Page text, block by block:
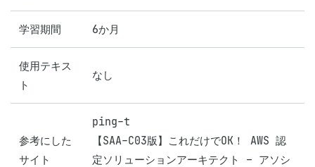
学習期間 6か月
使用テキス
ト
なし
参考にした
サイト
ping-t
【SAA-C03版】これだけでOK！ AWS 認
定ソリューションアーキテクト – アソシ